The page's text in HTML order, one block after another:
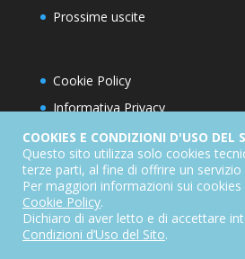
Prossime uscite
Cookie Policy
Informativa Privacy
Condizioni d’utilizzo del sito
Condizioni generali di
Informativa sul diritto di recesso
Dichiarazione di accessibilità
COOKIES E CONDIZIONI D'USO DEL
Questo sito utilizza solo cookies
terze parti, al fine di offrire un
Per maggiori informazioni sui
Cookie Policy.
Dichiaro di aver letto e di accettare
Condizioni d’Uso del Sito.